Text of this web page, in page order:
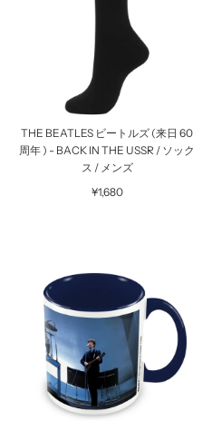
THE BEATLES ビートルズ (来日 60
周年 ) - BACK IN THE USSR / ソック
ス / メンズ
¥1,680